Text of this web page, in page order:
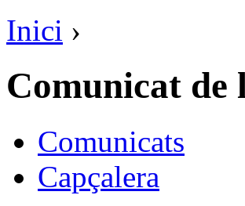
Inici ›
Comunicat de
Comunicats
Capçalera